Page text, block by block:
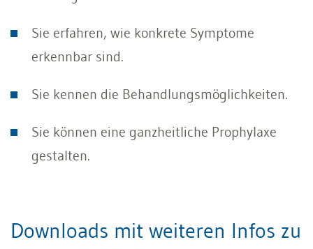
Sie erfahren, wie konkrete Symptome
erkennbar sind.
Sie kennen die Behandlungsmöglichkeiten.
Sie können eine ganzheitliche Prophylaxe
gestalten.
Downloads mit weiteren Infos zu